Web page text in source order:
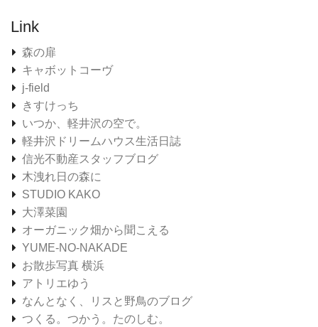
Link
森の扉
キャボットコーヴ
j-field
きすけっち
いつか、軽井沢の空で。
軽井沢ドリームハウス生活日誌
信光不動産スタッフブログ
木洩れ日の森に
STUDIO KAKO
大澤菜園
オーガニック畑から聞こえる
YUME-NO-NAKADE
お散歩写真 横浜
アトリエゆう
なんとなく、リスと野鳥のブログ
つくる。つかう。たのしむ。